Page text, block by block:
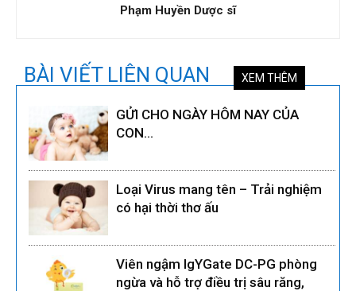
Phạm Huyền Dược sĩ
BÀI VIẾT LIÊN QUAN XEM THÊM
GỬI CHO NGÀY HÔM NAY CỦA
CON…
Loại Virus mang tên – Trải nghiệm
có hại thời thơ ấu
Viên ngậm IgYGate DC-PG phòng
ngừa và hỗ trợ điều trị sâu răng,